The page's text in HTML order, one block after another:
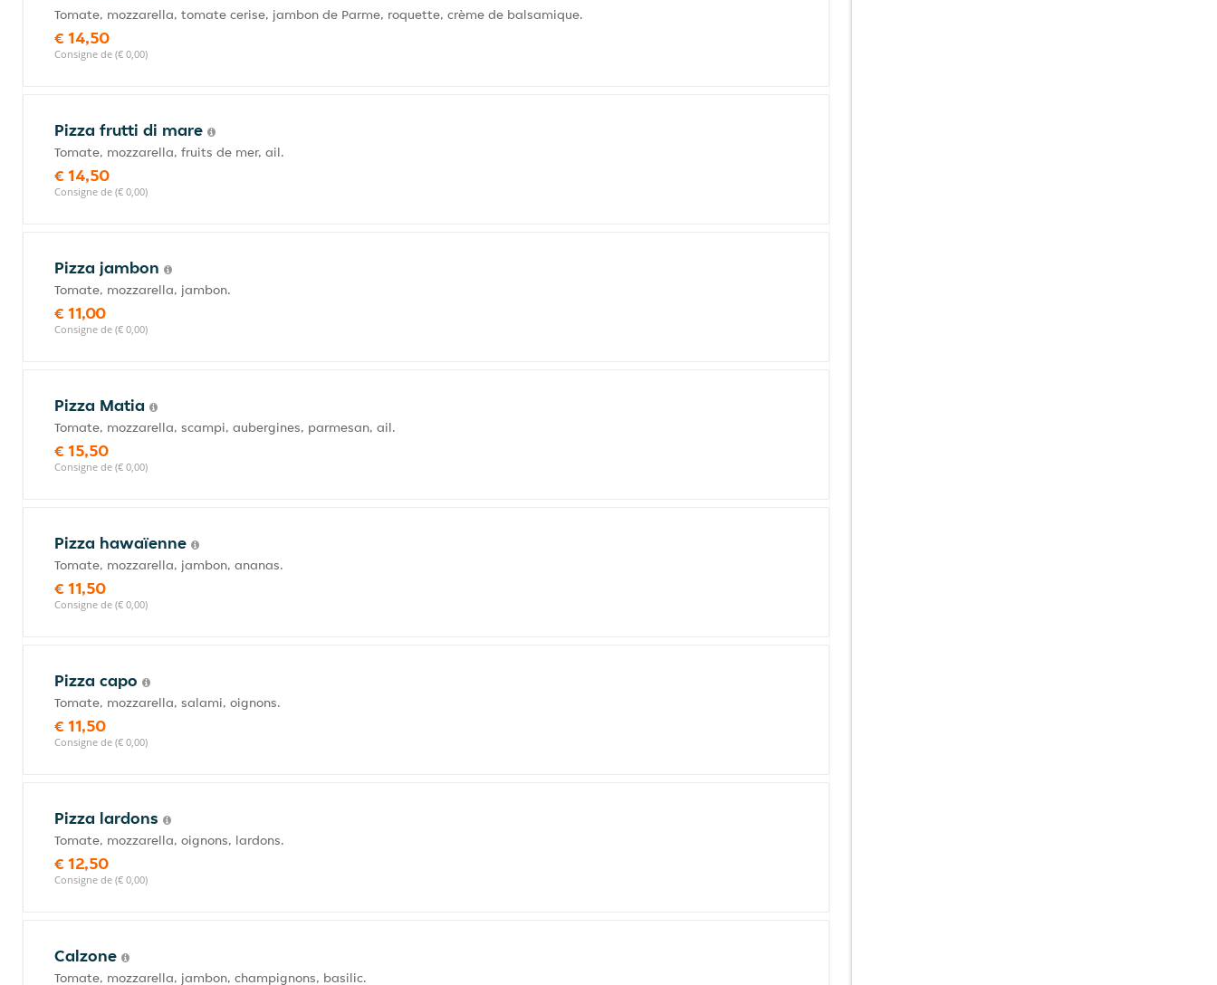
Tomate, mozzarella, tomate cerise, jambon de Parme, roquette, crème de balsamique.
€ 14,50
Consigne de (€ 0,00)
Pizza frutti di mare
Tomate, mozzarella, fruits de mer, ail.
€ 14,50
Consigne de (€ 0,00)
Pizza jambon
Tomate, mozzarella, jambon.
€ 11,00
Consigne de (€ 0,00)
Pizza Matia
Tomate, mozzarella, scampi, aubergines, parmesan, ail.
€ 15,50
Consigne de (€ 0,00)
Pizza hawaïenne
Tomate, mozzarella, jambon, ananas.
€ 11,50
Consigne de (€ 0,00)
Pizza capo
Tomate, mozzarella, salami, oignons.
€ 11,50
Consigne de (€ 0,00)
Pizza lardons
Tomate, mozzarella, oignons, lardons.
€ 12,50
Consigne de (€ 0,00)
Calzone
Tomate, mozzarella, jambon, champignons, basilic.